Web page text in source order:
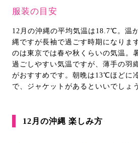
服装の目安
12月の沖縄の平均気温は18.7℃。温
縄ですが長袖で過ごす時期になりま
のは東京では春や秋くらいの気温。
過ごしやすい気温ですが、薄手の羽
がおすすめです。朝晩は13℃ほどに
で、ジャケットがあるといいでしょ
12月の沖縄 楽しみ方